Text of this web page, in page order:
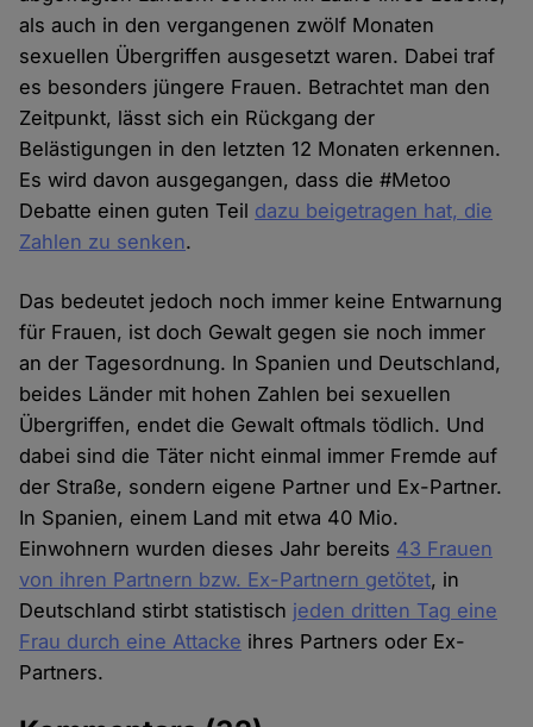
als auch in den vergangenen zwölf Monaten
sexuellen Übergriffen ausgesetzt waren. Dabei traf
es besonders jüngere Frauen. Betrachtet man den
Zeitpunkt, lässt sich ein Rückgang der
Belästigungen in den letzten 12 Monaten erkennen.
Es wird davon ausgegangen, dass die #Metoo
Debatte einen guten Teil dazu beigetragen hat, die
Zahlen zu senken.
Das bedeutet jedoch noch immer keine Entwarnung
für Frauen, ist doch Gewalt gegen sie noch immer
an der Tagesordnung. In Spanien und Deutschland,
beides Länder mit hohen Zahlen bei sexuellen
Übergriffen, endet die Gewalt oftmals tödlich. Und
dabei sind die Täter nicht einmal immer Fremde auf
der Straße, sondern eigene Partner und Ex-Partner.
In Spanien, einem Land mit etwa 40 Mio.
Einwohnern wurden dieses Jahr bereits 43 Frauen
von ihren Partnern bzw. Ex-Partnern getötet, in
Deutschland stirbt statistisch jeden dritten Tag eine
Frau durch eine Attacke ihres Partners oder Ex-
Partners.